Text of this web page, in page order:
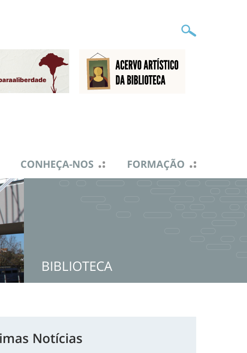
CONHEÇA-NOS FORMAÇÃO
BIBLIOTECA
Notícias